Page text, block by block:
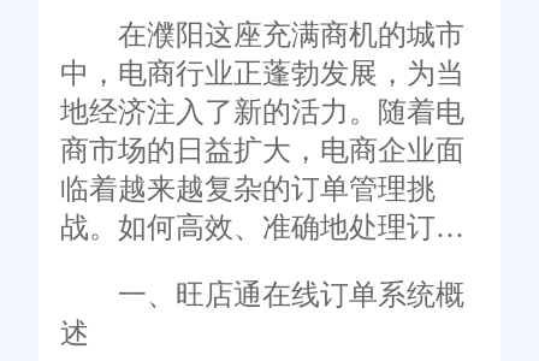
在濮阳这座充满商机的城市
中，电商行业正蓬勃发展，为当
地经济注入了新的活力。随着电
商市场的日益扩大，电商企业面
临着越来越复杂的订单管理挑
战。如何高效、准确地处理订
企业亟需解决的问题。旺店通在
线订单系统，作为一款专为电商
一、旺店通在线订单系统概
述